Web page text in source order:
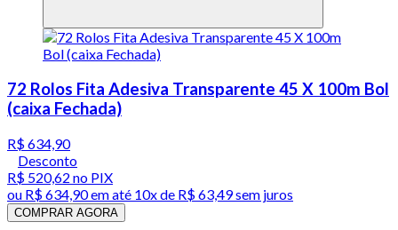
72 Rolos Fita Adesiva Transparente 45 X 100m Bol
(caixa Fechada)
R$ 634,90
Desconto
R$ 520,62 no PIX
ou R$ 634,90em até 10x de R$ 63,49 sem juros
COMPRAR AGORA